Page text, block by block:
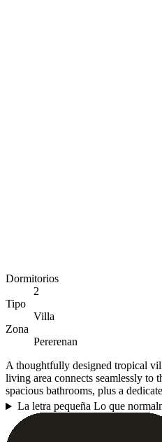
Dormitorios
2
Tipo
Villa
Zona
Pererenan
A thoughtfully designed tropical
living area connects seamlessly
spacious bathrooms, plus a
La letra pequeña Lo que